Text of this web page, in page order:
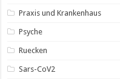
Praxis und Krankenhaus
Psyche
Ruecken
Sars-CoV2